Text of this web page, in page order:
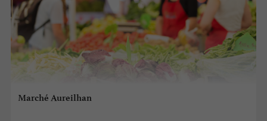
Marché Aureilhan